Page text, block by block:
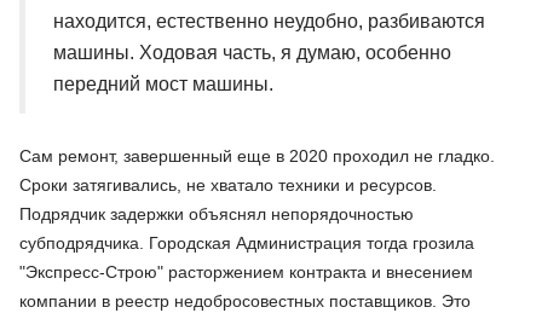
находится, естественно неудобно, разбиваются
машины. Ходовая часть, я думаю, особенно
передний мост машины.
Сам ремонт, завершенный еще в 2020 проходил не гладко.
Сроки затягивались, не хватало техники и ресурсов.
Подрядчик задержки объяснял непорядочностью
субподрядчика. Городская Администрация тогда грозила
"Экспресс-Строю" расторжением контракта и внесением
компании в реестр недобросовестных поставщиков. Это